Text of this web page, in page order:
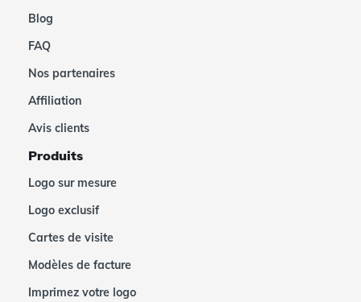
Blog
FAQ
Nos partenaires
Affiliation
Avis clients
Produits
Logo sur mesure
Logo exclusif
Cartes de visite
Modèles de facture
Imprimez votre logo